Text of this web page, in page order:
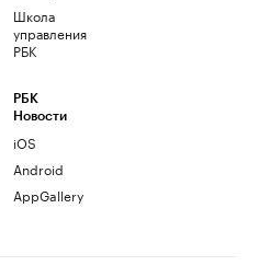
Школа
управления
РБК
РБК
Новости
iOS
Android
AppGallery